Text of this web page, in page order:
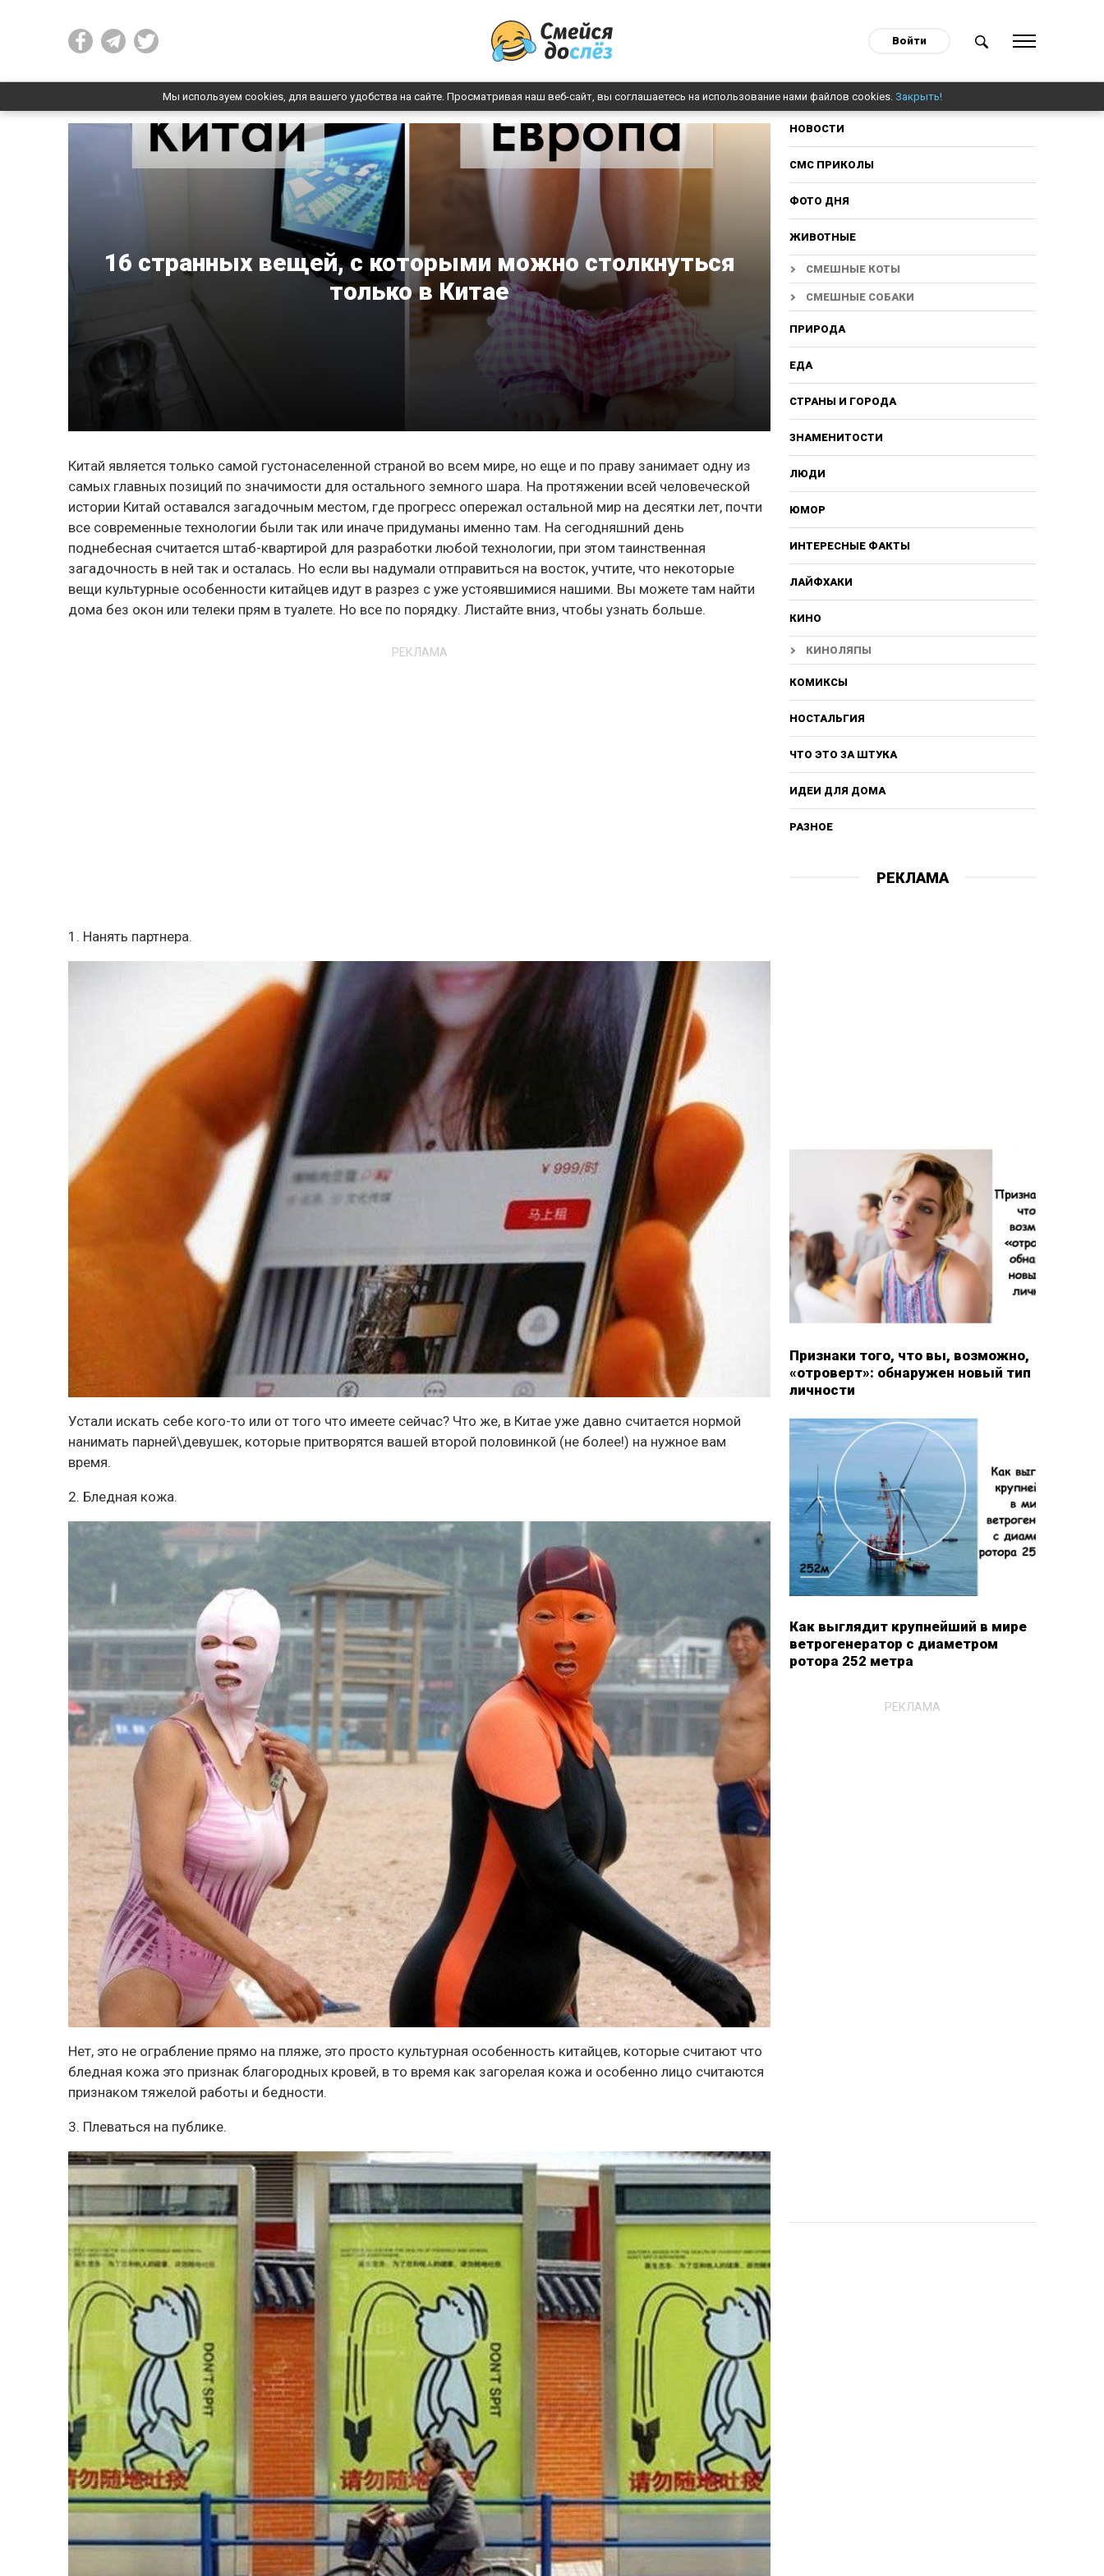
Войти
Мы используем cookies, для вашего удобства на сайте. Просматривая наш веб-сайт, вы соглашаетесь на использование нами файлов cookies. Закрыть!
16 странных вещей, с которыми можно столкнуться
только в Китае
Китай является только самой густонаселенной страной во всем мире, но еще и по праву занимает одну из
самых главных позиций по значимости для остального земного шара. На протяжении всей человеческой
истории Китай оставался загадочным местом, где прогресс опережал остальной мир на десятки лет, почти
все современные технологии были так или иначе придуманы именно там. На сегодняшний день
поднебесная считается штаб-квартирой для разработки любой технологии, при этом таинственная
загадочность в ней так и осталась. Но если вы надумали отправиться на восток, учтите, что некоторые
вещи культурные особенности китайцев идут в разрез с уже устоявшимися нашими. Вы можете там найти
дома без окон или телеки прям в туалете. Но все по порядку. Листайте вниз, чтобы узнать больше.
РЕКЛАМА
1. Нанять партнера.
Устали искать себе кого-то или от того что имеете сейчас? Что же, в Китае уже давно считается нормой
нанимать парней\девушек, которые притворятся вашей второй половинкой (не более!) на нужное вам
время.
2. Бледная кожа.
Нет, это не ограбление прямо на пляже, это просто культурная особенность китайцев, которые считают что
бледная кожа это признак благородных кровей, в то время как загорелая кожа и особенно лицо считаются
признаком тяжелой работы и бедности.
3. Плеваться на публике.
НОВОСТИ
СМС ПРИКОЛЫ
ФОТО ДНЯ
ЖИВОТНЫЕ
СМЕШНЫЕ КОТЫ
СМЕШНЫЕ СОБАКИ
ПРИРОДА
ЕДА
СТРАНЫ И ГОРОДА
ЗНАМЕНИТОСТИ
ЛЮДИ
ЮМОР
ИНТЕРЕСНЫЕ ФАКТЫ
ЛАЙФХАКИ
КИНО
КИНОЛЯПЫ
КОМИКСЫ
НОСТАЛЬГИЯ
ЧТО ЭТО ЗА ШТУКА
ИДЕИ ДЛЯ ДОМА
РАЗНОЕ
РЕКЛАМА
Признаки того, что вы, возможно,
«отроверт»: обнаружен новый тип
личности
Как выглядит крупнейший в мире
ветрогенератор с диаметром
ротора 252 метра
РЕКЛАМА